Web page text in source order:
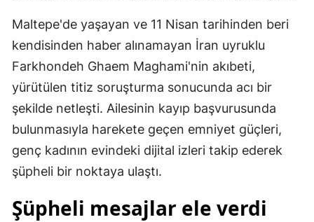
Maltepe'de yaşayan ve 11 Nisan tarihinden beri
kendisinden haber alınamayan İran uyruklu
Farkhondeh Ghaem Maghami'nin akıbeti,
yürütülen titiz soruşturma sonucunda acı bir
şekilde netleşti. Ailesinin kayıp başvurusunda
bulunmasıyla harekete geçen emniyet güçleri,
genç kadının evindeki dijital izleri takip ederek
şüpheli bir noktaya ulaştı.
Şüpheli mesajlar ele verdi